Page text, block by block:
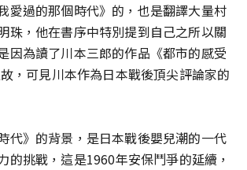
愛過的那個時代》的，也是翻譯大量村
珠，他在書序中特別提到自己之所以關
因為讀了川本三郎的作品《都市的感受
，可見川本作為日本戰後頂尖評論家的
代》的背景，是日本戰後嬰兒潮的一代
的挑戰，這是1960年安保鬥爭的延續，